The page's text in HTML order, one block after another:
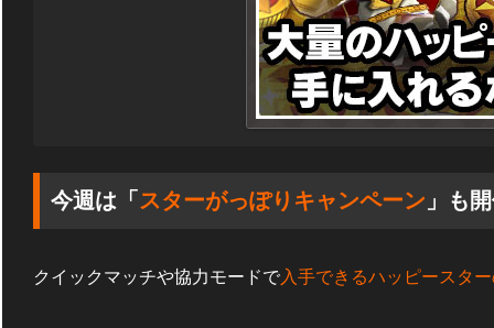
今週は「 スターがっぽりキャンペーン 」も
クイックマッチや協力モードで入手できるハッピースタ